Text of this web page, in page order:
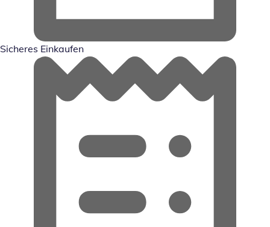
Sicheres Einkaufen